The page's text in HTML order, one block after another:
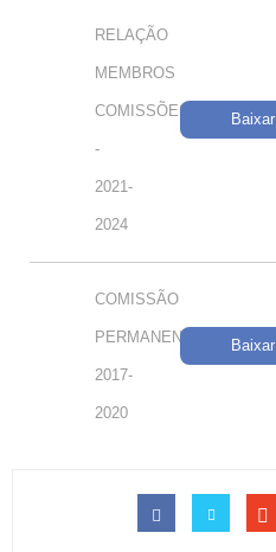
RELAÇÃO
MEMBROS
COMISSÕES
-
2021-
2024
Baixar
COMISSÃO
PERMANENTE
2017-
2020
Baixar